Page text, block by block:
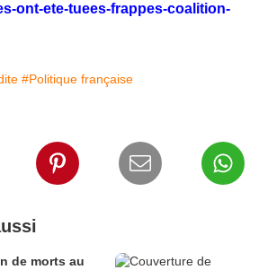
ont-ete-tuees-frappes-coalition-
#Politique française
de morts au